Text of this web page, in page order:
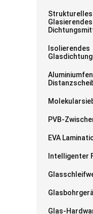
Strukturelles
Glasierendes
Isolierendes
PVB-
EVA
Intelligenter
Glas-